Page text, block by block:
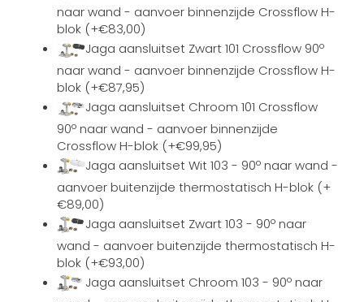
naar wand - aanvoer binnenzijde Crossflow H-
blok (+€83,00)
Jaga aansluitset Zwart 101 Crossflow 90º
naar wand - aanvoer binnenzijde Crossflow H-
blok (+€87,95)
Jaga aansluitset Chroom 101 Crossflow
90º naar wand - aanvoer binnenzijde
Crossflow H-blok (+€99,95)
Jaga aansluitset Wit 103 - 90º naar wand -
aanvoer buitenzijde thermostatisch H-blok (+
€89,00)
Jaga aansluitset Zwart 103 - 90º naar
wand - aanvoer buitenzijde thermostatisch H-
blok (+€93,00)
Jaga aansluitset Chroom 103 - 90º naar